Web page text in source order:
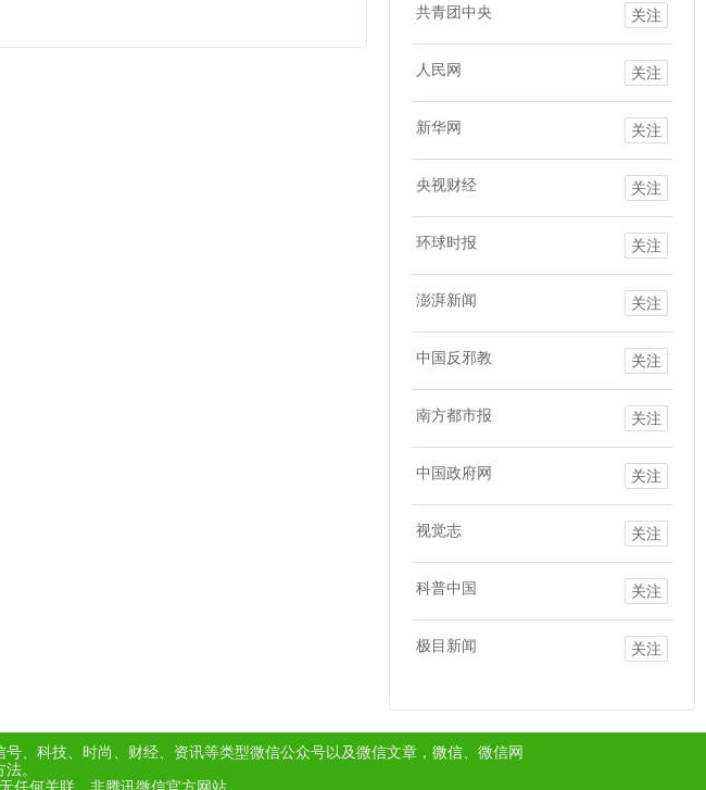
共青团中央 关注
人民网 关注
新华网 关注
央视财经 关注
环球时报 关注
澎湃新闻 关注
中国反邪教 关注
南方都市报 关注
中国政府网 关注
视觉志 关注
科普中国 关注
极目新闻 关注
、科技、时尚、财经、资讯等类型微信公众号以及微信文章， 微信 、微信网
。
无任何关联，非腾讯微信官方网站。